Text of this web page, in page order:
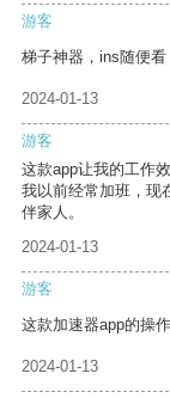
游客
梯子神器，ins随便看
2024-01-13
游客
这款app让我的工作
我以前经常加班，现
伴家人。
2024-01-13
游客
这款加速器app的操
2024-01-13